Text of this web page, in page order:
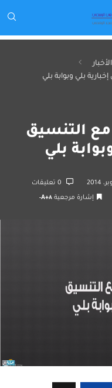
الأخبار
بلي وبوابة بلي
التنسيق
بلي
إشارة مرجعية A+A-